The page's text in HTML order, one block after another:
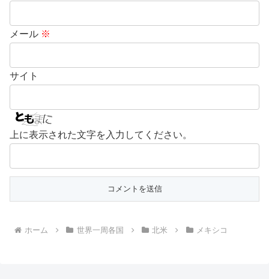
メール ※
サイト
上に表示された文字を入力してください。
ホーム 世界一周各国 北米 メキシコ